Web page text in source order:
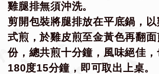
雞腿排無須沖洗。
剪開包裝將腿排放在平底鍋，
式煎，於雞皮煎至金黃色再翻
份，總共煎十分鐘，風味絕佳
180度15分鐘，即可取出上桌。